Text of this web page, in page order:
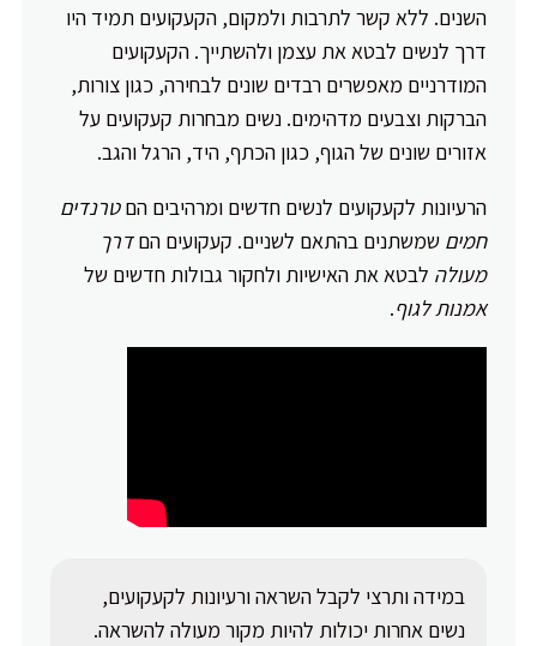
השנים. ללא קשר לתרבות ולמקום, הקעקועים תמיד היו
דרך לנשים לבטא את עצמן ולהשתייך. הקעקועים
המודרניים מאפשרים רבדים שונים לבחירה, כגון צורות,
הברקות וצבעים מדהימים. נשים מבחרות קעקועים על
אזורים שונים של הגוף, כגון הכתף, היד, הרגל והגב.
הרעיונות לקעקועים לנשים חדשים ומרהיבים הםטרנדים
חמים שמשתנים בהתאם לשניים. קעקועים הםדרך
מעולה לבטא את האישיות ולחקור גבולות חדשים של
אמנות לגוף.
במידה ותרצי לקבל השראה ורעיונות לקעקועים,
נשים אחרות יכולות להיות מקור מעולה להשראה.